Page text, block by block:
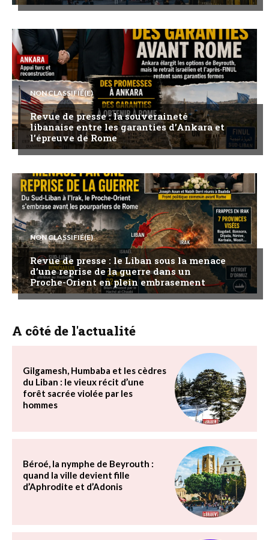
NON CLASSIFIÉ(E)
Revue de presse : la souveraineté
libanaise entre les garanties d’Ankara et
l’épreuve de Rome
NON CLASSIFIÉ(E)
Revue de presse : le Liban sous la menace
d’une reprise de la guerre dans un
Proche-Orient en plein embrasement
A côté de l'actualité
Gilgamesh, Humbaba et les cèdres
du Liban : le vieux récit d’une
forêt sacrée violée par les
hommes
Béroé, la nymphe de Beyrouth :
quand la ville devient fille
d’Aphrodite et d’Adonis